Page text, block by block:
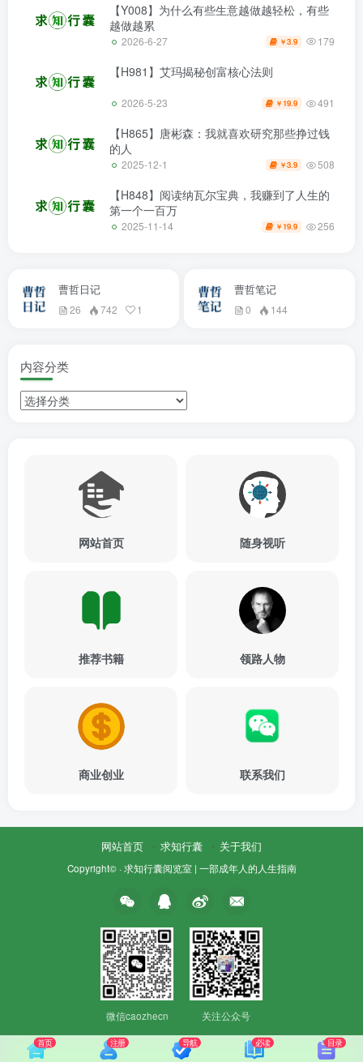
【Y008】为什么有些生意越做越轻松，有些
越做越累
2026-6-27 ￥3.9 179
【H981】艾玛揭秘创富核心法则
2026-5-23 ￥ 19.9 491
【H865】唐彬森：我就喜欢研究那些挣过钱
的人
2025-12-1 ￥3.9 508
【H848】阅读纳瓦尔宝典，我赚到了人生的
第一个一百万
2025-11-14 ￥ 19.9 256
曹哲日记
26 742 1
曹哲笔记
0 144
内容分类
网站首页 随身视听
推荐书籍 领路人物
商业创业 联系我们
网站首页 求知行囊 关于我们
Copyright© · 求知行囊阅览室 | 一部成年人的人生指南
微信caozhecn 关注公众号
首页 注册 导航 必读 目录